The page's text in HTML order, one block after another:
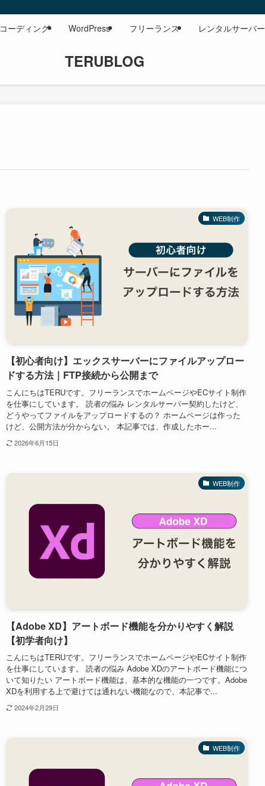
TERUBLOG
コーディング WordPress フリーランス レンタルサーバー
WEB制作
【初心者向け】エックスサーバーにファイルアップロー
ドする方法｜FTP接続から公開まで
こんにちはTERUです。フリーランスでホームページやECサイト制作
を仕事にしています。 読者の悩み レンタルサーバー契約したけど、
どうやってファイルをアップロードするの？ ホームページは作った
けど、公開方法が分からない。 本記事では、作成したホー...
2026年6月15日
WEB制作
【Adobe XD】アートボード機能を分かりやすく解説
【初学者向け】
こんにちはTERUです。フリーランスでホームページやECサイト制作
を仕事にしています。 読者の悩み Adobe XDのアートボード機能につ
いて知りたい アートボード機能は、基本的な機能の一つです。Adobe
XDを利用する上で避けては通れない機能なので、本記事で...
2024年2月29日
WEB制作